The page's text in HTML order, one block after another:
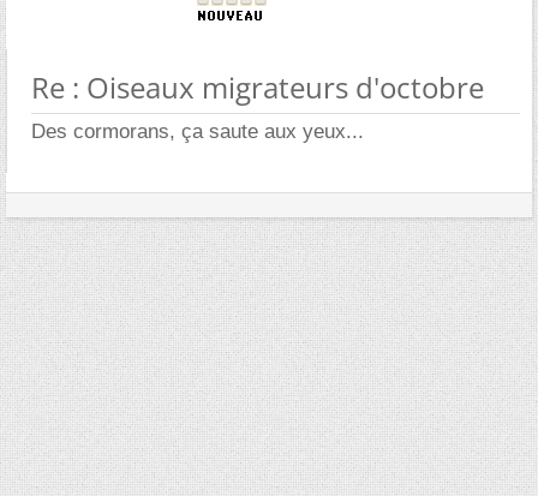
Re : Oiseaux migrateurs d'octobre
Des cormorans, ça saute aux yeux...